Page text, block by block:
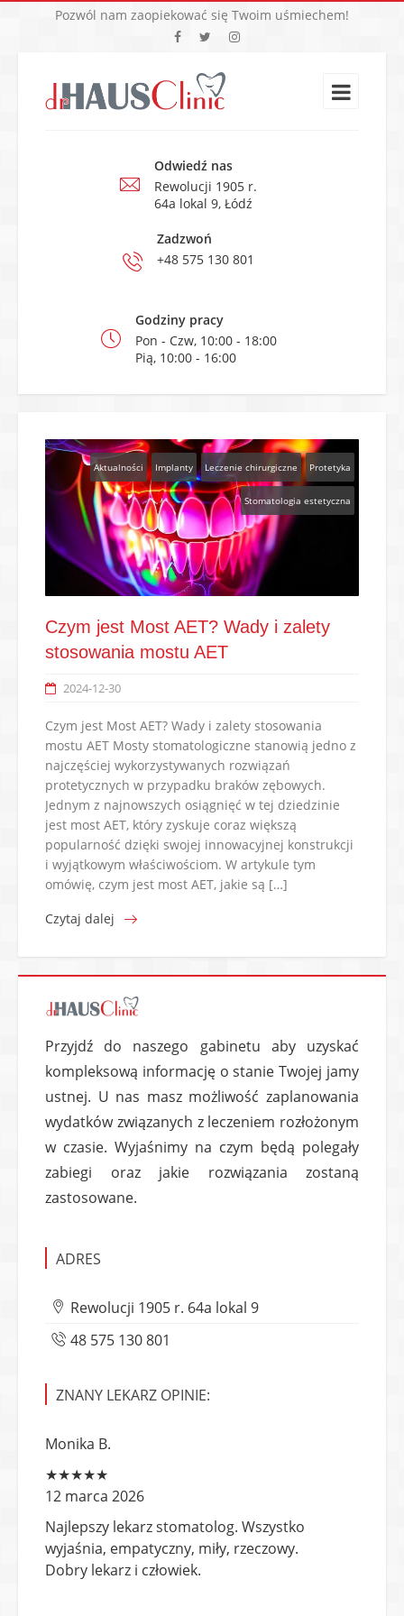
Pozwól nam zaopiekować się Twoim uśmiechem!
Odwiedź nas
Rewolucji 1905 r.
64a lokal 9, Łódź
Zadzwoń
+48 575 130 801
Godziny pracy
Pon - Czw, 10:00 - 18:00
Pią, 10:00 - 16:00
Aktualności Implanty Leczenie chirurgiczne Protetyka
Stomatologia estetyczna
Czym jest Most AET? Wady i zalety
stosowania mostu AET
2024-12-30
Czym jest Most AET? Wady i zalety stosowania
mostu AET Mosty stomatologiczne stanowią jedno z
najczęściej wykorzystywanych rozwiązań
protetycznych w przypadku braków zębowych.
Jednym z najnowszych osiągnięć w tej dziedzinie
jest most AET, który zyskuje coraz większą
popularność dzięki swojej innowacyjnej konstrukcji
i wyjątkowym właściwościom. W artykule tym
omówię, czym jest most AET, jakie są […]
Czytaj dalej
Przyjdź do naszego gabinetu aby uzyskać
kompleksową informację o stanie Twojej jamy
ustnej. U nas masz możliwość zaplanowania
wydatków związanych z leczeniem rozłożonym
w czasie. Wyjaśnimy na czym będą polegały
zabiegi oraz jakie rozwiązania zostaną
zastosowane.
ADRES
Rewolucji 1905 r. 64a lokal 9
48 575 130 801
ZNANY LEKARZ OPINIE:
Monika B.
★★★★★
12 marca 2026
Najlepszy lekarz stomatolog. Wszystko
wyjaśnia, empatyczny, miły, rzeczowy.
Dobry lekarz i człowiek.